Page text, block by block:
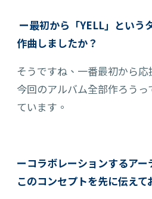
ー最初から「YELL」という
作曲しましたか？
そうですね、一番最初から応
今回のアルバム全部作ろう
ています。
ーコラボレーションするア
このコンセプトを先に伝えて